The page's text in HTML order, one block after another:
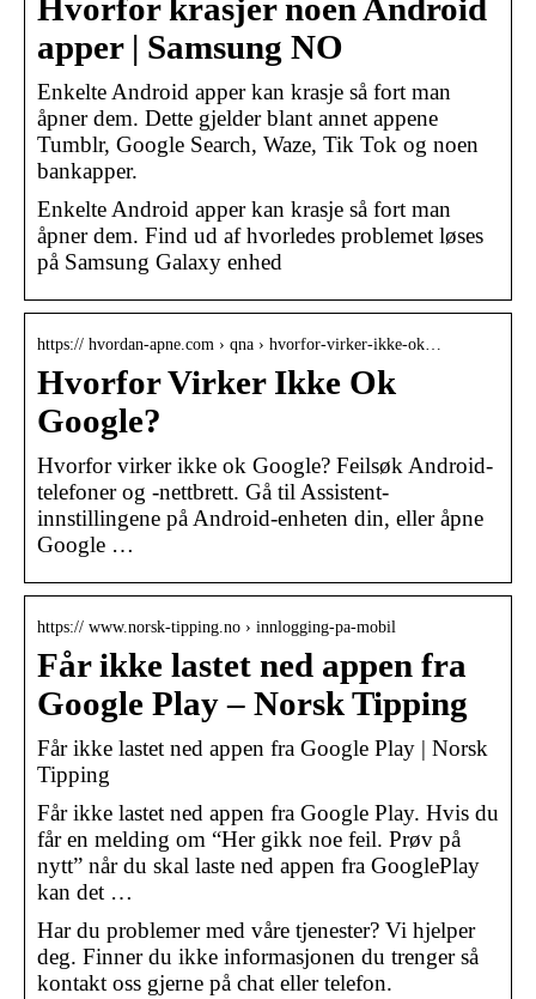
Hvorfor krasjer noen Android
apper | Samsung NO
Enkelte Android apper kan krasje så fort man
åpner dem. Dette gjelder blant annet appene
Tumblr, Google Search, Waze, Tik Tok og noen
bankapper.
Enkelte Android apper kan krasje så fort man
åpner dem. Find ud af hvorledes problemet løses
på Samsung Galaxy enhed
https:// hvordan-apne.com › qna › hvorfor-virker-ikke-ok…
Hvorfor Virker Ikke Ok
Google?
Hvorfor virker ikke ok Google? Feilsøk Android-
telefoner og -nettbrett. Gå til Assistent-
innstillingene på Android-enheten din, eller åpne
Google …
https:// www.norsk-tipping.no › innlogging-pa-mobil
Får ikke lastet ned appen fra
Google Play – Norsk Tipping
Får ikke lastet ned appen fra Google Play | Norsk
Tipping
Får ikke lastet ned appen fra Google Play. Hvis du
får en melding om “Her gikk noe feil. Prøv på
nytt” når du skal laste ned appen fra GooglePlay
kan det …
Har du problemer med våre tjenester? Vi hjelper
deg. Finner du ikke informasjonen du trenger så
kontakt oss gjerne på chat eller telefon.